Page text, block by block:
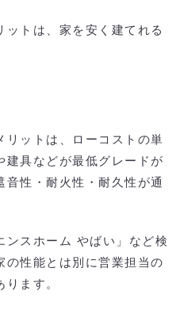
トは、家を安く建てれる
リットは、ローコストの単
建具などが最低グレードが
性・耐火性・耐久性が通
ンスホーム やばい」など検
の性能とは別に営業担当の
ます。